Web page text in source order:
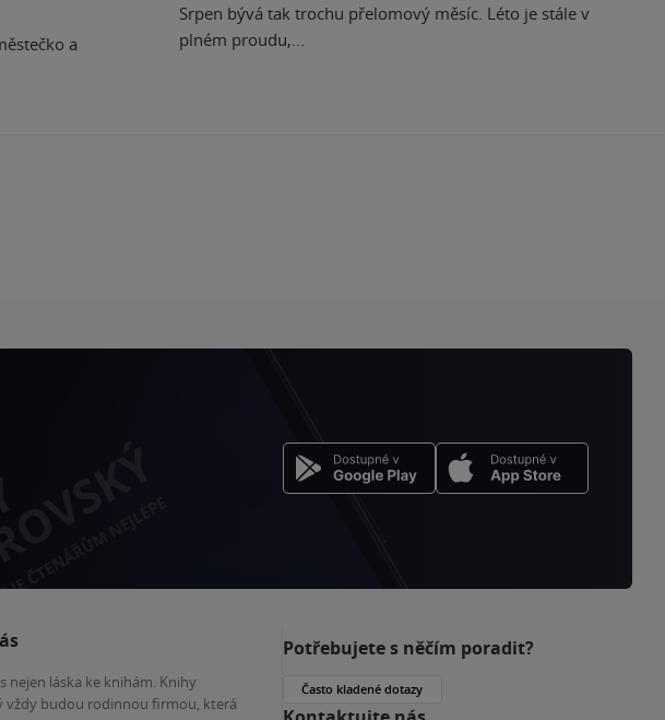
a
Srpen bývá tak trochu přelomový měsíc. Léto je stále v
plném proudu,...
nejen láska ke knihám. Knihy
vždy budou rodinnou firmou, která
Potřebujete s něčím poradit?
Často kladené dotazy